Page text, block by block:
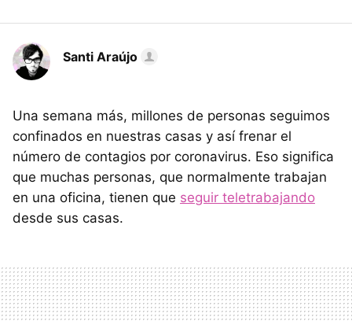
Santi Araújo
Una semana más, millones de personas seguimos
confinados en nuestras casas y así frenar el
número de contagios por coronavirus. Eso significa
que muchas personas, que normalmente trabajan
en una oficina, tienen que seguir teletrabajando
desde sus casas.